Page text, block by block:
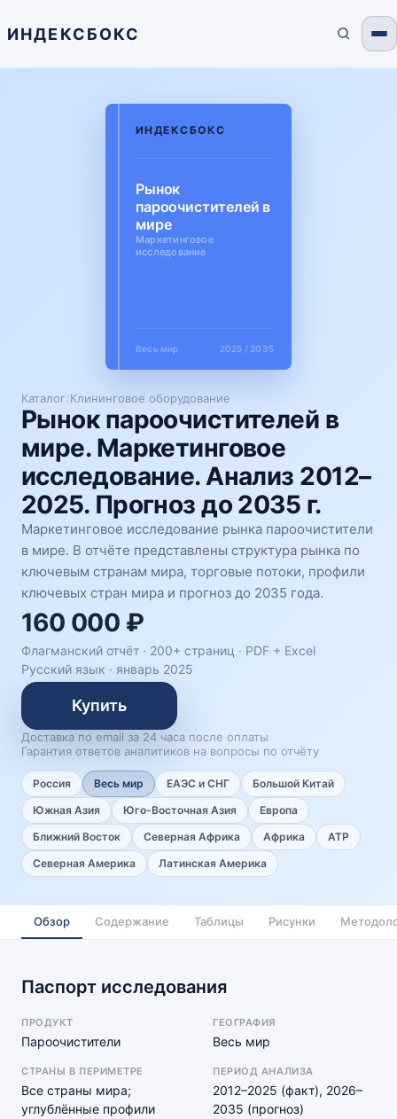
ИНДЕКСБОКС
Каталог/Клининговое оборудование
Рынок пароочистителей в
мире. Маркетинговое
исследование. Анализ 2012–
2025. Прогноз до 2035 г.
Маркетинговое исследование рынка пароочистители
в мире. В отчёте представлены структура рынка по
ключевым странам мира, торговые потоки, профили
ключевых стран мира и прогноз до 2035 года.
160 000 ₽
Флагманский отчёт · 200+ страниц · PDF + Excel
Русский язык · январь 2025
Купить
Доставка по email за 24 часа после оплаты
Гарантия ответов аналитиков на вопросы по отчёту
Россия Весь мир ЕАЭС и СНГ
Большой Китай
Южная Азия
Юго-Восточная Азия
Европа
Ближний Восток
Северная Африка Африка
АТР
Северная Америка
Латинская Америка
ИНДЕКСБОКС
Рынок
пароочистителей в
мире
Маркетинговое
исследование
Весь мир 2025 / 2035
Обзор Содержание Таблицы Рисунки
Паспорт исследования
ПРОДУКТ
Пароочистители
ГЕОГРАФИЯ
Весь мир
СТРАНЫ В ПЕРИМЕТРЕ
Все страны мира;
углублённые профили
ПЕРИОД АНАЛИЗА
2012–2025 (факт), 2026–
2035 (прогноз)